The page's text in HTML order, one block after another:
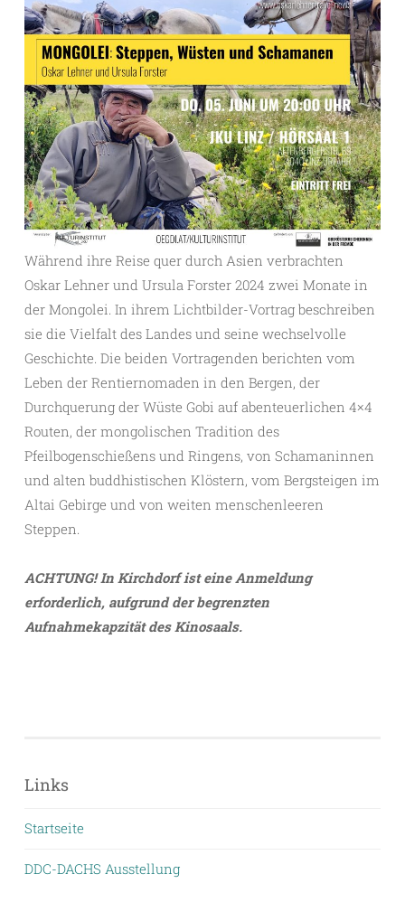
Während ihre Reise quer durch Asien verbrachten
Oskar Lehner und Ursula Forster 2024 zwei Monate in
der Mongolei. In ihrem Lichtbilder-Vortrag beschreiben
sie die Vielfalt des Landes und seine wechselvolle
Geschichte. Die beiden Vortragenden berichten vom
Leben der Rentiernomaden in den Bergen, der
Durchquerung der Wüste Gobi auf abenteuerlichen 4×4
Routen, der mongolischen Tradition des
Pfeilbogenschießens und Ringens, von Schamaninnen
und alten buddhistischen Klöstern, vom Bergsteigen im
Altai Gebirge und von weiten menschenleeren
Steppen.
ACHTUNG! In Kirchdorf ist eine Anmeldung
erforderlich, aufgrund der begrenzten
Aufnahmekapzität des Kinosaals.
Links
Startseite
DDC-DACHS Ausstellung